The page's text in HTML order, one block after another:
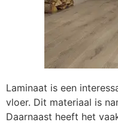
Laminaat is een
vloer. Dit materiaal is
Daarnaast heeft het